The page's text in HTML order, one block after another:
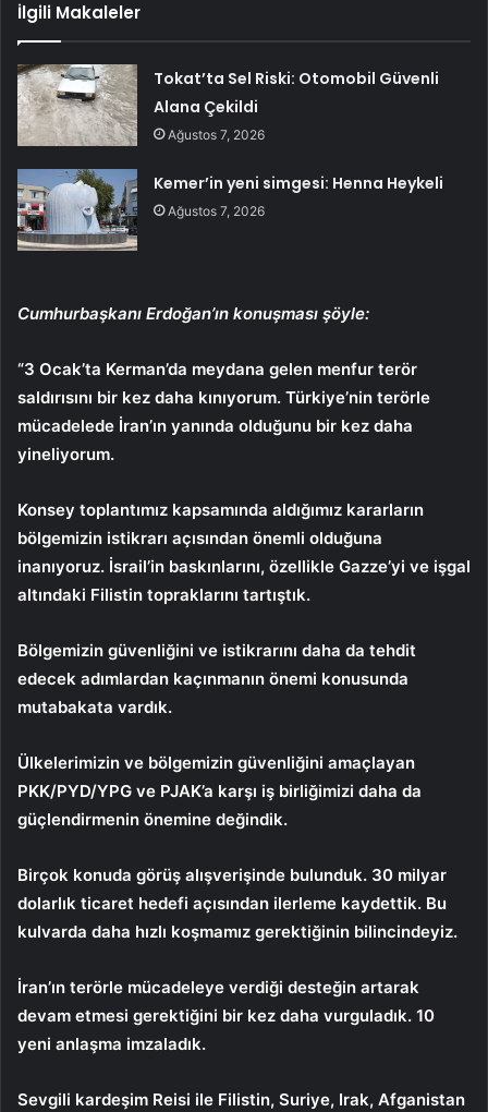
İlgili Makaleler
Tokat’ta Sel Riski: Otomobil Güvenli
Alana Çekildi
Ağustos 7, 2026
Kemer’in yeni simgesi: Henna Heykeli
Ağustos 7, 2026
Cumhurbaşkanı Erdoğan’ın konuşması şöyle:
“3 Ocak’ta Kerman’da meydana gelen menfur terör
saldırısını bir kez daha kınıyorum. Türkiye’nin terörle
mücadelede İran’ın yanında olduğunu bir kez daha
yineliyorum.
Konsey toplantımız kapsamında aldığımız kararların
bölgemizin istikrarı açısından önemli olduğuna
inanıyoruz. İsrail’in baskınlarını, özellikle Gazze’yi ve işgal
altındaki Filistin topraklarını tartıştık.
Bölgemizin güvenliğini ve istikrarını daha da tehdit
edecek adımlardan kaçınmanın önemi konusunda
mutabakata vardık.
Ülkelerimizin ve bölgemizin güvenliğini amaçlayan
PKK/PYD/YPG ve PJAK’a karşı iş birliğimizi daha da
güçlendirmenin önemine değindik.​
Birçok konuda görüş alışverişinde bulunduk. 30 milyar
dolarlık ticaret hedefi açısından ilerleme kaydettik. Bu
kulvarda daha hızlı koşmamız gerektiğinin bilincindeyiz.
İran’ın terörle mücadeleye verdiği desteğin artarak
devam etmesi gerektiğini bir kez daha vurguladık. 10
yeni anlaşma imzaladık.
Sevgili kardeşim Reisi ile Filistin, Suriye, Irak, Afganistan